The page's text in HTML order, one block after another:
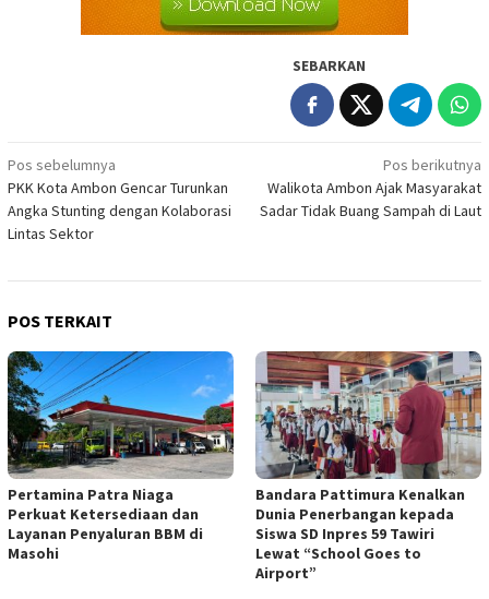
SEBARKAN
Navigasi
pos
Pos sebelumnya
PKK Kota Ambon Gencar Turunkan
Angka Stunting dengan Kolaborasi
Lintas Sektor
Pos berikutnya
Walikota Ambon Ajak Masyarakat
Sadar Tidak Buang Sampah di Laut
POS TERKAIT
Pertamina Patra Niaga
Perkuat Ketersediaan dan
Layanan Penyaluran BBM di
Masohi
Bandara Pattimura Kenalkan
Dunia Penerbangan kepada
Siswa SD Inpres 59 Tawiri
Lewat “School Goes to
Airport”